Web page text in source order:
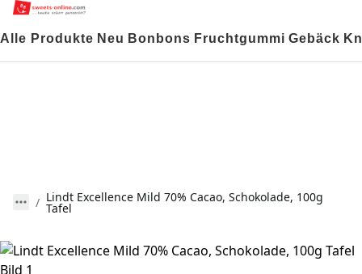
Alle Produkte Neu Bonbons Fruchtgummi Gebäck
Lindt Excellence Mild 70% Cacao, Schokolade, 100g
Tafel